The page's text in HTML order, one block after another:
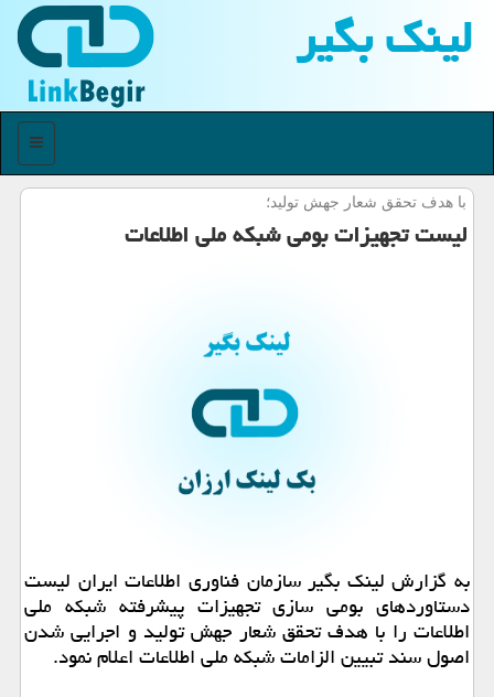
لینك بگیر
منو
با هدف تحقق شعار جهش تولید؛
لیست تجهیزات بومی شبكه ملی اطلاعات
به گزارش لینك بگیر سازمان فناوری اطلاعات ایران لیست
دستاوردهای بومی سازی تجهیزات پیشرفته شبكه ملی
اطلاعات را با هدف تحقق شعار جهش تولید و اجرایی شدن
اصول سند تبیین الزامات شبكه ملی اطلاعات اعلام نمود.